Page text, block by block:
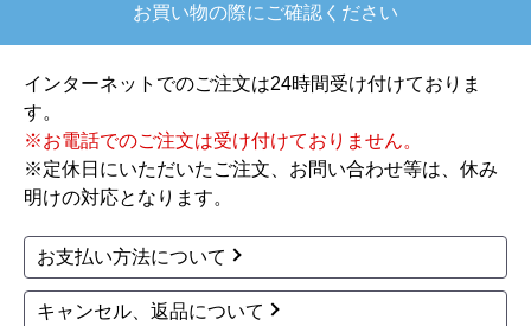
【注文からどのくらいで届きましたか？】
もあると思いますがあまりに早かったので少し驚
【その他感想・コメント】
ショップからの連絡もしっかりありましたし、商
できました。また機会があれば是非利用したいと
思います。
お買い物の際にご確認ください
インターネットでのご注文は24時間受け付けておりま
す。
※お電話でのご注文は受け付けておりません。
※定休日にいただいたご注文、お問い合わせ等は、休み
明けの対応となります。
お支払い方法について
キャンセル、返品について